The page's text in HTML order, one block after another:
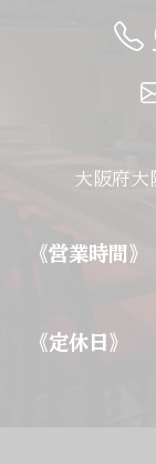
大阪府大
《営業時間》
《定休日》